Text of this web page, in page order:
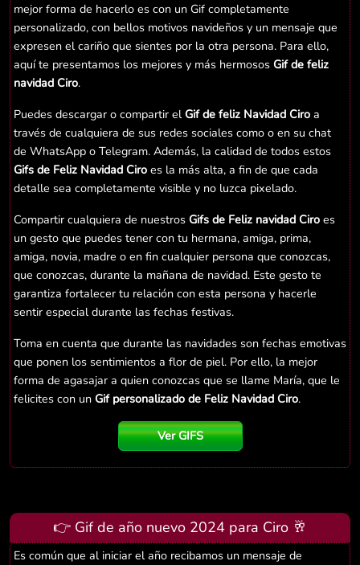
mejor forma de hacerlo es con un Gif completamente
personalizado, con bellos motivos navideños y un mensaje que
expresen el cariño que sientes por la otra persona. Para ello,
aquí te presentamos los mejores y más hermosos Gif de feliz
navidad Ciro.
Puedes descargar o compartir elGif de feliz Navidad Ciro a
través de cualquiera de sus redes sociales como o en su chat
de WhatsApp o Telegram. Además, la calidad de todos estos
Gifs de Feliz Navidad Ciro es la más alta, a fin de que cada
detalle sea completamente visible y no luzca pixelado.
Compartir cualquiera de nuestros Gifs de Feliz navidad Ciro es
un gesto que puedes tener con tu hermana, amiga, prima,
amiga, novia, madre o en fin cualquier persona que conozcas,
que conozcas, durante la mañana de navidad. Este gesto te
garantiza fortalecer tu relación con esta persona y hacerle
sentir especial durante las fechas festivas.
Toma en cuenta que durante las navidades son fechas emotivas
que ponen los sentimientos a flor de piel. Por ello, la mejor
forma de agasajar a quien conozcas que se llame María, que le
felicites con un Gif personalizado de Feliz Navidad Ciro.
Ver GIFS
👉 Gif de año nuevo 2024 para Ciro 🥂
Es común que al iniciar el año recibamos un mensaje de